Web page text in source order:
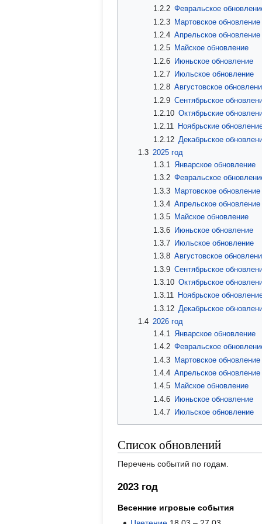
1.2.2 Февральское
1.2.3 Мартовское обновление
1.2.4 Апрельское обновление
1.2.5 Майское обновление
1.2.6 Июньское обновление
1.2.7 Июльское обновление
1.2.8 Августовское
1.2.9 Сентябрьское
1.2.10 Октябрьские
1.2.11 Ноябрьские
1.2.12 Декабрьское
1.3 2025 год
1.3.1 Январское обновление
1.3.2 Февральское
1.3.3 Мартовское обновление
1.3.4 Апрельское обновление
1.3.5 Майское обновление
1.3.6 Июньское обновление
1.3.7 Июльское обновление
1.3.8 Августовское
1.3.9 Сентябрьское
1.3.10 Октябрьское
1.3.11 Ноябрьское
1.3.12 Декабрьское
1.4 2026 год
1.4.1
Январское обновление
1.4.2 Февральское
1.4.3 Мартовское обновление
1.4.4 Апрельское обновление
1.4.5 Майское обновление
1.4.6 Июньское обновление
1.4.7 Июльское обновление
Список обновлений
Перечень событий по годам.
2023 год
Весенние игровые события